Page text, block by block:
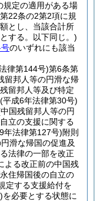
規定の適用がある場
22条の2第2項に規
とし、当該合計所
する。以下同じ。)
のいずれにも該当
律第144号)第6条第
留邦人等の円滑な帰
留邦人等及び特定
(平成6年法律第30号)
国残留邦人等の円
立の支援に関する
年法律第127号)附則
滑な帰国の促進及
法律の一部を改正
よる改正前の中国残
住帰国後の自立の
定する支援給付を
を必要とする状態に